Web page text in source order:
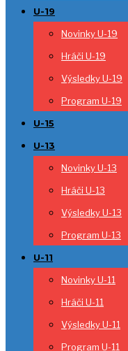
U-19
Novinky U-19
Hráči U-19
Výsledky U-19
Program U-19
U-15
U-13
Novinky U-13
Hráči U-13
Výsledky U-13
Program U-13
U-11
Novinky U-11
Hráči U-11
Výsledky U-11
Program U-11